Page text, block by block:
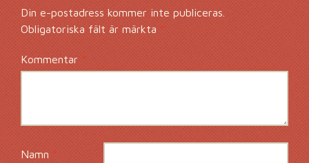
Din e-postadress kommer inte publiceras.
Obligatoriska fält är märkta*
Kommentar*
Namn*